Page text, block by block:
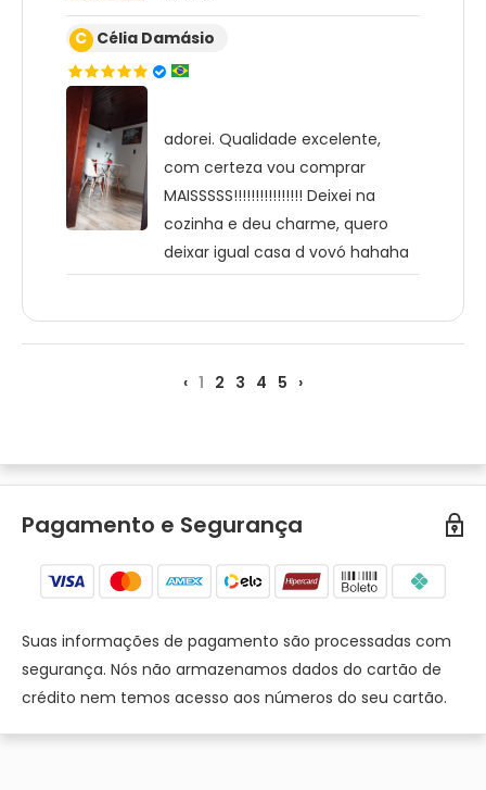
C Célia Damásio
adorei. Qualidade excelente,
com certeza vou comprar
MAISSSSS!!!!!!!!!!!!!!!! Deixei na
cozinha e deu charme, quero
deixar igual casa d vovó hahaha
‹ 1 2 3 4 5 ›
Pagamento e Segurança
Suas informações de pagamento são processadas com
segurança. Nós não armazenamos dados do cartão de
crédito nem temos acesso aos números do seu cartão.